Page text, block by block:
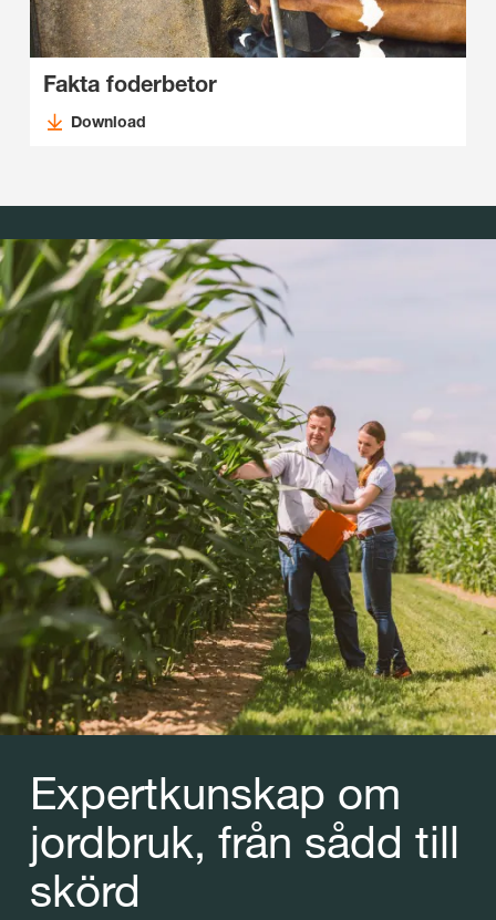
Fakta foderbetor
Download
Expertkunskap om
jordbruk, från sådd till
skörd